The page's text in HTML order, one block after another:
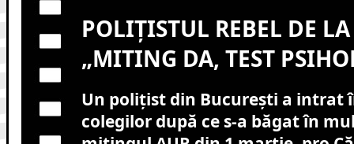
POLIȚISTUL REBEL DE
„MITING DA, TEST
Un polițist din București a intrat
colegilor după ce s-a băgat în